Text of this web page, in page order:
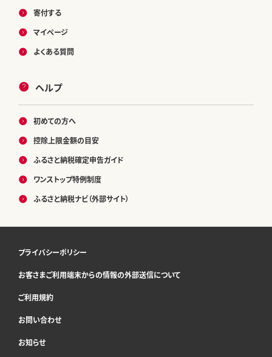
寄付する
マイページ
よくある質問
ヘルプ
初めての方へ
控除上限金額の目安
ふるさと納税確定申告ガイド
ワンストップ特例制度
ふるさと納税ナビ（外部サイト）
プライバシーポリシー
お客さまご利用端末からの情報の外部送信について
ご利用規約
お問い合わせ
お知らせ